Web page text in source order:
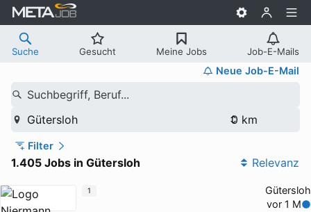
Suche Gesucht Meine Jobs Job-E-Mails
Neue Job-E-Mail
Suchbegriff, Beruf...
Gütersloh
Filter
1.405 Jobs in Gütersloh Relevanz
Gütersloh
vor 1 M
1